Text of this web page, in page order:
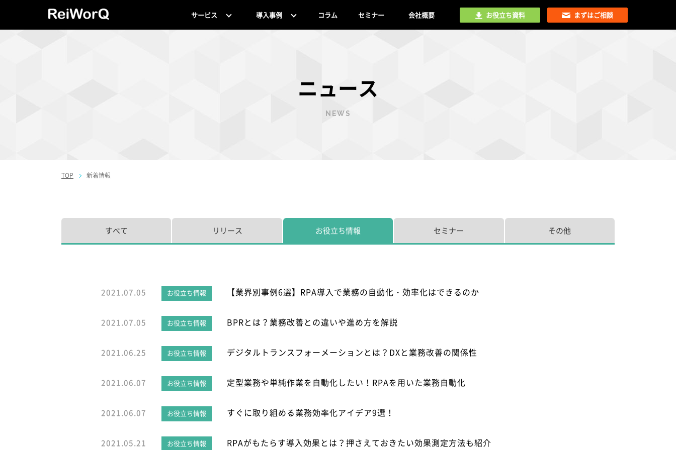
サービス 導入事例 コラム セミナー 会社概要 お役立ち資料 まずはご相談
ニュース
NEWS
TOP 新着情報
すべて リリース お役立ち情報 セミナー その他
2021.07.05 お役立ち情報 【業界別事例6選】RPA導入で業務の自動化・効率化はできるのか
2021.07.05 お役立ち情報 BPRとは？業務改善との違いや進め方を解説
2021.06.25 お役立ち情報 デジタルトランスフォーメーションとは？DXと業務改善の関係性
2021.06.07 お役立ち情報 定型業務や単純作業を自動化したい！RPAを用いた業務自動化
2021.06.07 お役立ち情報 すぐに取り組める業務効率化アイデア9選！
2021.05.21 お役立ち情報 RPAがもたらす導入効果とは？押さえておきたい効果測定方法も紹介